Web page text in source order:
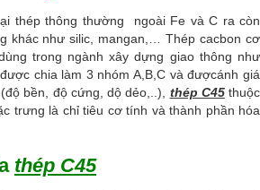
thép thông thường ngoài Fe và C ra còn
khác như silic, mangan,… Thép cacbon cơ
trong ngành xây dựng giao thông như
chia làm 3 nhóm A,B,C và đượcánh giá
bền, độ cứng, dộ dẻo,..), thép C45thuộc
trưng là chỉ tiêu cơ tính và thành phần hóa
thép C45